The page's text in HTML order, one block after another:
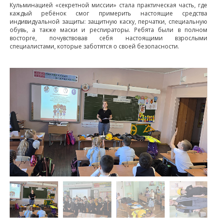
Кульминацией «секретной миссии» стала практическая часть, где
каждый ребёнок смог примерить настоящие средства
индивидуальной защиты: защитную каску, перчатки, специальную
обувь, а также маски и респираторы. Ребята были в полном
восторге, почувствовав себя настоящими взрослыми
специалистами, которые заботятся о своей безопасности.